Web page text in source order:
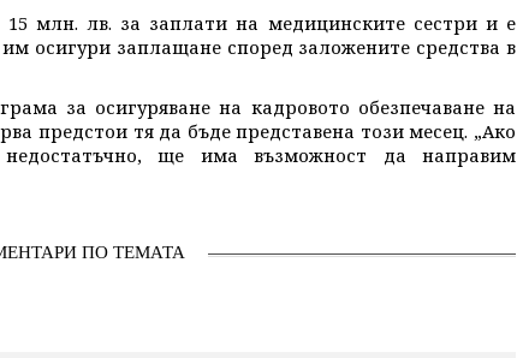
млн. лв. за заплати на медицинските сестри и е
осигури заплащане според заложените средства в
за осигуряване на кадровото обезпечаване на
предстои тя да бъде представена този месец. „Ако
ще има възможност да направим
ПО ТЕМАТА